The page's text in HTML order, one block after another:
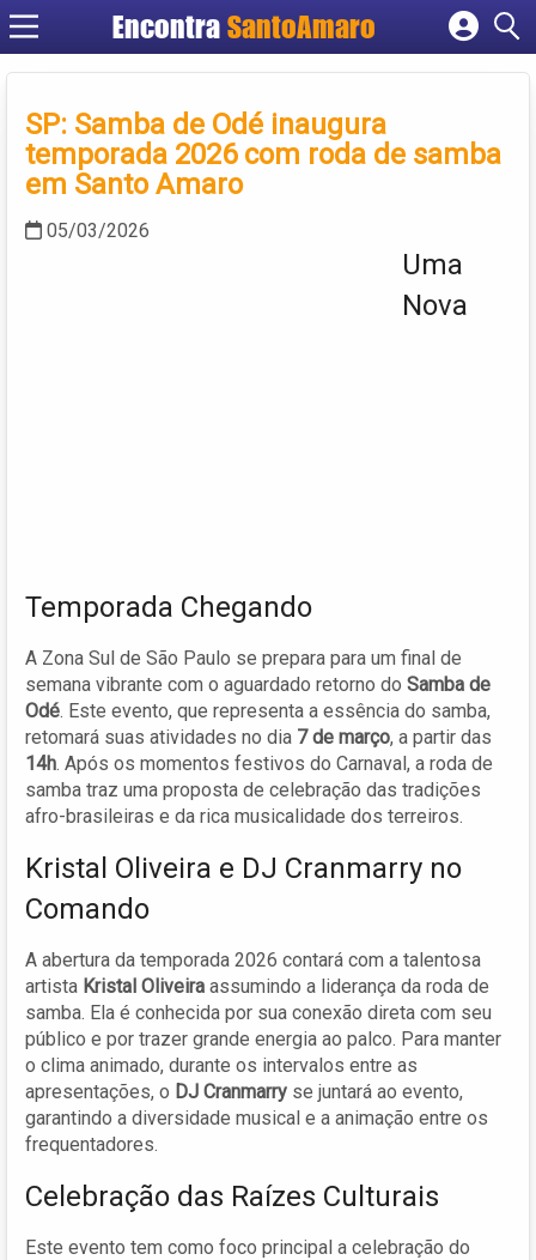
Encontra SantoAmaro
Cadastrar empresa
Criar conta
SP: Samba de Odé inaugura
temporada 2026 com roda de samba
em Santo Amaro
05/03/2026
Uma
Nova
Temporada Chegando
A Zona Sul de São Paulo se prepara para um final de
semana vibrante com o aguardado retorno do Samba de
Odé. Este evento, que representa a essência do samba,
retomará suas atividades no dia 7 de março, a partir das
14h. Após os momentos festivos do Carnaval, a roda de
samba traz uma proposta de celebração das tradições
afro-brasileiras e da rica musicalidade dos terreiros.
Kristal Oliveira e DJ Cranmarry no
Comando
A abertura da temporada 2026 contará com a talentosa
artista Kristal Oliveira assumindo a liderança da roda de
samba. Ela é conhecida por sua conexão direta com seu
público e por trazer grande energia ao palco. Para manter
o clima animado, durante os intervalos entre as
apresentações, o DJ Cranmarry se juntará ao evento,
garantindo a diversidade musical e a animação entre os
frequentadores.
Celebração das Raízes Culturais
Este evento tem como foco principal a celebração do